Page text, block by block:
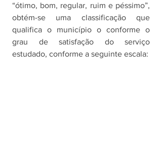
“ótimo, bom, regular, ruim e péssimo”,
obtém-se uma classificação que
qualifica o município o conforme o
grau de satisfação do serviço
estudado, conforme a seguinte escala: